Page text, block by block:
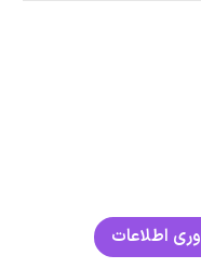
اطلاعات